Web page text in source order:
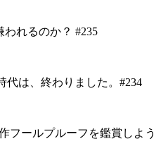
われるのか？ #235
代は、終わりました。#234
フールプルーフを鑑賞しよう